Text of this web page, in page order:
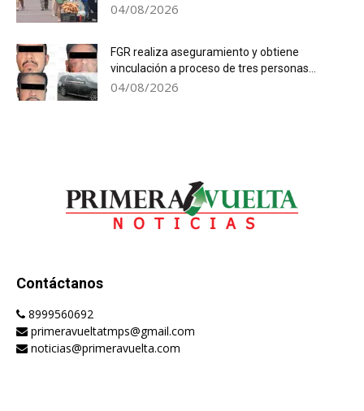
04/08/2026
FGR realiza aseguramiento y obtiene
vinculación a proceso de tres personas...
04/08/2026
Contáctanos
8999560692
primeravueltatmps@gmail.com
noticias@primeravuelta.com